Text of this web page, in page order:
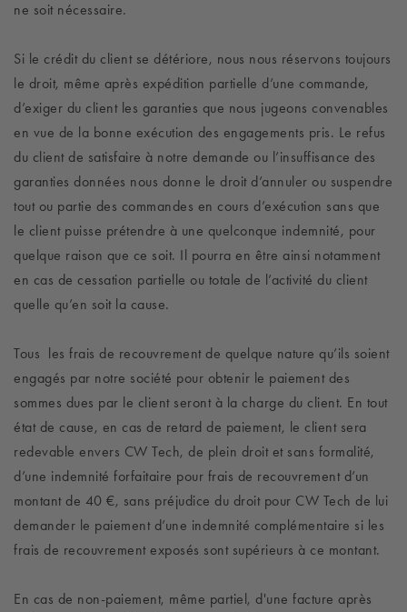
ne soit nécessaire.
Si le crédit du client se détériore, nous nous réservons toujours
le droit, même après expédition partielle d’une commande,
d’exiger du client les garanties que nous jugeons convenables
en vue de la bonne exécution des engagements pris. Le refus
du client de satisfaire à notre demande ou l’insuffisance des
garanties données nous donne le droit d’annuler ou suspendre
tout ou partie des commandes en cours d’exécution sans que
le client puisse prétendre à une quelconque indemnité, pour
quelque raison que ce soit. Il pourra en être ainsi notamment
en cas de cessation partielle ou totale de l’activité du client
quelle qu’en soit la cause.
Tous les frais de recouvrement de quelque nature qu’ils soient
engagés par notre société pour obtenir le paiement des
sommes dues par le client seront à la charge du client. En tout
état de cause, en cas de retard de paiement, le client sera
redevable envers CW Tech, de plein droit et sans formalité,
d’une indemnité forfaitaire pour frais de recouvrement d’un
montant de 40 €, sans préjudice du droit pour CW Tech de lui
demander le paiement d’une indemnité complémentaire si les
frais de recouvrement exposés sont supérieurs à ce montant.
En cas de non-paiement, même partiel, d'une facture après